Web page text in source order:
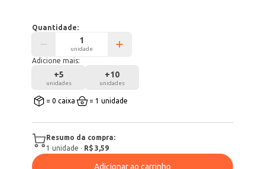
Quantidade:
unidade
Adicione mais:
+5
unidades
+10
unidades
= 0 caixa = 1 unidade
Resumo da compra:
1 unidade · R$ 3,59
Adicionar ao carrinho